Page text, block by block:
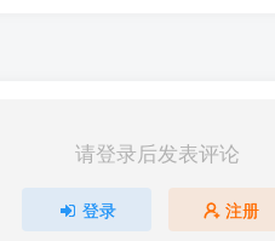
请登录后发表评论
登录 注册